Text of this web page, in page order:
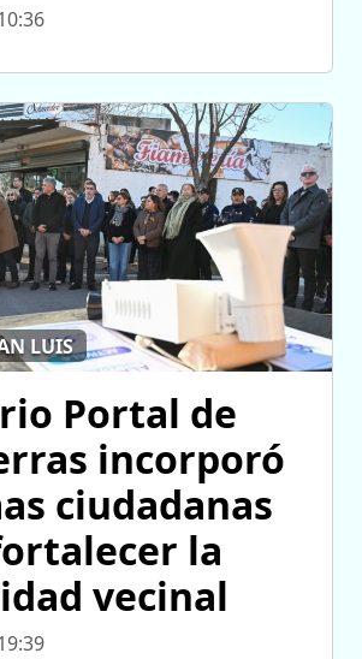
LUIS
Portal de
incorporó
ciudadanas
la
vecinal